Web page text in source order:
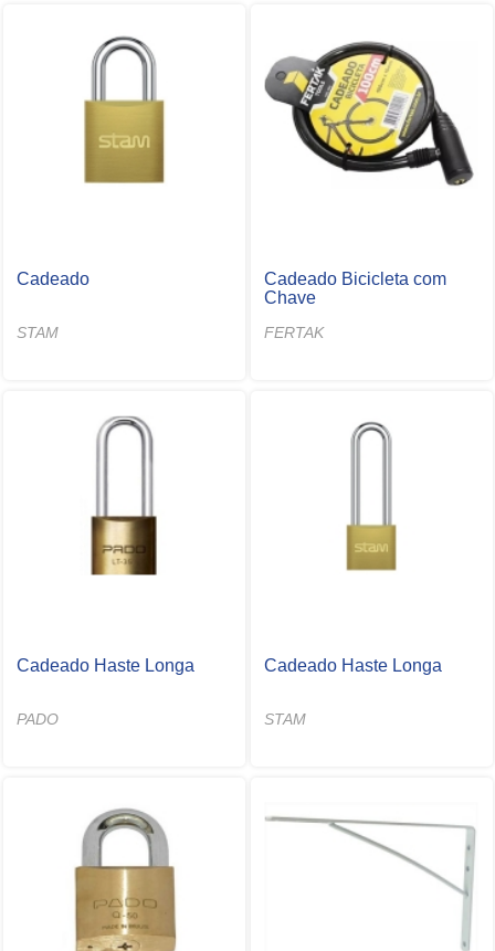
Cadeado
STAM
Cadeado Bicicleta com
Chave
FERTAK
Cadeado Haste Longa
PADO
Cadeado Haste Longa
STAM